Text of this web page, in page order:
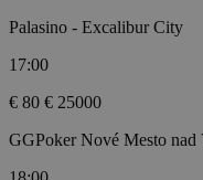
Palasino - Excalibur City
17:00
€ 80 € 25000
GGPoker Nové Mesto nad